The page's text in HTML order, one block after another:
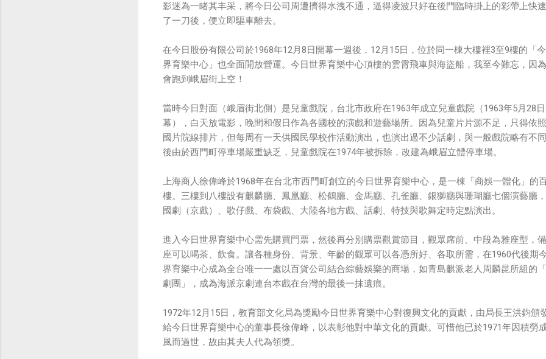
影迷為一睹其丰采，將今日公司周遭擠得水洩不通，逼得凌波只好在後門臨時掛上的彩帶上快
了一刀後，便立即驅車離去。
在今日股份有限公司於1968年12月8日開幕一週後，12月15日，位於同一棟大樓裡3至9樓的「
界育樂中心」也全面開放營運。今日世界育樂中心頂樓的雲霄飛車與海盜船，我至今難忘，因
會跑到峨眉街上空！
當時今日對面（峨眉街北側）是兒童戲院，台北市政府在1963年成立兒童戲院（1963年5月28
幕），白天放電影，晚間和假日作為各國校的演戲和遊藝場所。因為兒童片片源不足，只得依
國片院線排片，但每周有一天供國民學校作活動演出，也演出過不少話劇，與一般戲院略有不
後由於西門町停車場嚴重缺乏，兒童戲院在1974年被拆除，改建為峨眉立體停車場。
上海商人徐偉峰於1968年在台北市西門町創立的今日世界育樂中心，是一棟「商娛一體化」的
樓。三樓到八樓設有麒麟廳、鳳凰廳、松鶴廳、金馬廳、孔雀廳、銀獅廳與珊瑚廳七個演藝廳
國劇（京戲）、歌仔戲、布袋戲、大陸各地方戲、話劇、特技與歌舞定時定點演出。
進入今日世界育樂中心需先購買門票，然後再分別購票觀賞節目，觀眾席前、中段為雅座型，
座可以喝茶、飲食。讓各種身份、背景、年齡的觀眾可以各憑所好、各取所需，在1960代後期
界育樂中心成為全台唯一一處以百貨公司結合綜藝娛樂的商場，如青島麒派老人周麟昆所組的
劇團」，成為海派京劇連台本戲在台灣的最後一抹遺痕。
1972年12月15日，教育部文化局為獎勵今日世界育樂中心對復興文化的貢獻，由局長王洪鈞頒
給今日世界育樂中心的董事長徐偉峰，以表彰他對中華文化的貢獻。可惜他已於1971年因積勞
風而過世，故由其夫人代為領獎。